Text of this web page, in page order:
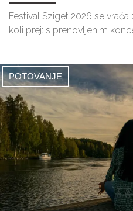
Festival Sziget 2026 se
koli prej: s prenovljenim
POTOVANJE